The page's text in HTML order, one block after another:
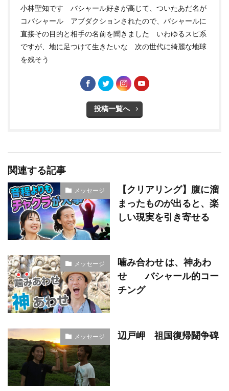
小林聖知です バシャール好きが高じて、ついたあだ名が
コバシャール アブダクションされたので、バシャールに
直接その目的と相手の名前を聞きました いわゆるスピ系
ですが、地に足つけて生きたいな 次の世代に綺麗な地球
を残そう
投稿一覧へ
関連する記事
メッセージ
【クリアリング】腹に溜
まったものが出ると、楽
しい現実を引き寄せる
メッセージ
噛み合わせ は、神あわ
せ バシャール的コー
チング
メッセージ 辺戸岬 祖国復帰闘争碑